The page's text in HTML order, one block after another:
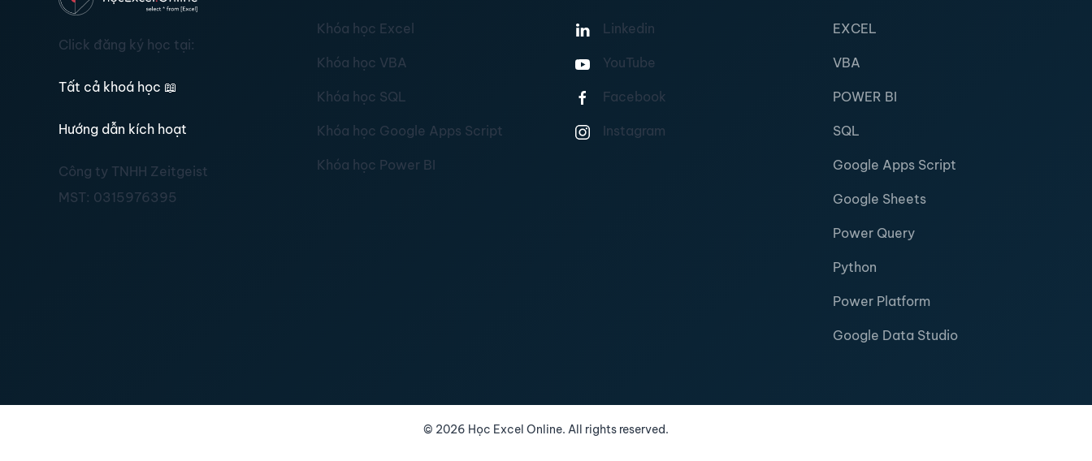
Click đăng ký học tại:
Tất cả khoá học 📖
Hướng dẫn kích hoạt
Công ty TNHH Zeitgeist
MST: 0315976395
Khóa học Excel
Khóa học VBA
Khóa học SQL
Khóa học Google Apps Script
Khóa học Power BI
Linkedin
YouTube
Facebook
Instagram
EXCEL
VBA
POWER BI
SQL
Google Apps Script
Google Sheets
Power Query
Python
Power Platform
Google Data Studio
© 2026 Học Excel Online. All rights reserved.